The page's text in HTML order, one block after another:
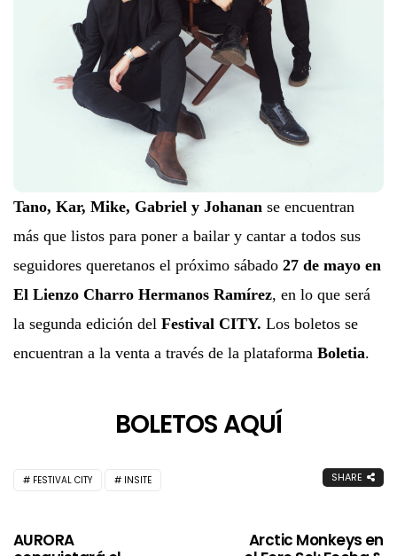
Tano, Kar, Mike, Gabriel y Johanan se encuentran
más que listos para poner a bailar y cantar a todos sus
seguidores queretanos el próximo sábado 27 de mayo en
El Lienzo Charro Hermanos Ramírez, en lo que será
la segunda edición del Festival CITY. Los boletos se
encuentran a la venta a través de la plataforma Boletia.
BOLETOS AQUÍ
FESTIVAL CITY INSITE SHARE
AURORA
Arctic Monkeys en